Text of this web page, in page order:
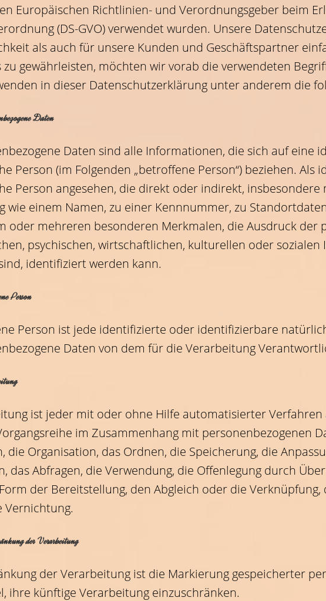
Europäischen Richtlinien- und Verordnungsgeber beim
(DS-GVO) verwendet wurden. Unsere
als auch für unsere Kunden und Geschäftspartner
zu gewährleisten, möchten wir vorab die verwendeten
in dieser Datenschutzerklärung unter anderem die
Daten
Daten sind alle Informationen, die sich auf eine
Person (im Folgenden „betroffene Person“) beziehen. Als
Person angesehen, die direkt oder indirekt,
wie einem Namen, zu einer Kennnummer, zu
oder mehreren besonderen Merkmalen, die Ausdruck der
psychischen, wirtschaftlichen, kulturellen oder
identifiziert werden kann.
Person
Person ist jede identifizierte oder identifizierbare
Daten von dem für die Verarbeitung
ist jeder mit oder ohne Hilfe automatisierter Verfahren
im Zusammenhang mit personenbezogenen
die Organisation, das Ordnen, die Speicherung, die
das Abfragen, die Verwendung, die Offenlegung durch
der Bereitstellung, den Abgleich oder die Verknüpfung,
Vernichtung.
der Verarbeitung
der Verarbeitung ist die Markierung gespeicherter
ihre künftige Verarbeitung einzuschränken.